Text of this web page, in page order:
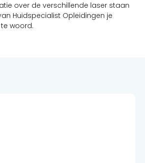
over de verschillende laser staan
Huidspecialist Opleidingen je
woord.